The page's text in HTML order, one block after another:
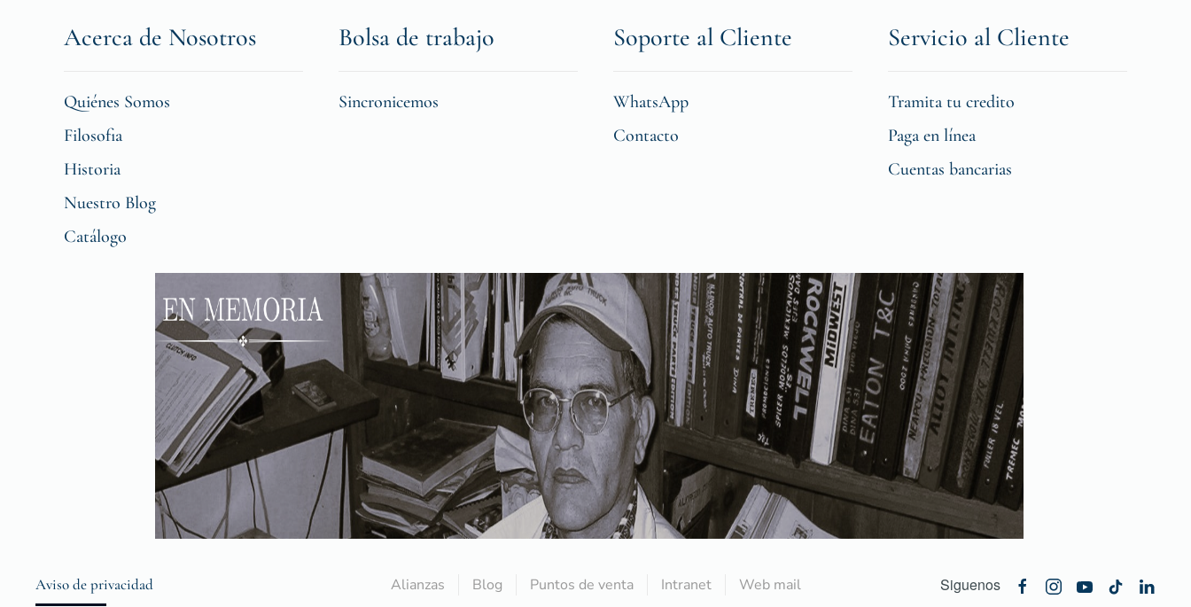
Acerca de Nosotros
Quiénes Somos
Filosofia
Historia
Nuestro Blog
Catálogo
Bolsa de trabajo
Sincronicemos
Soporte al Cliente
WhatsApp
Contacto
Servicio al Cliente
Tramita tu credito
Paga en línea
Cuentas bancarias
Aviso de privacidad Alianzas Blog Puntos de venta Intranet Web mail Siguenos